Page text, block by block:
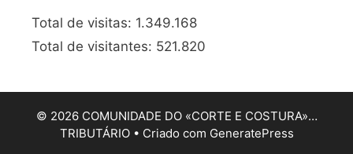
Total de visitas: 1.349.168
Total de visitantes: 521.820
© 2026 COMUNIDADE DO «CORTE E COSTURA»…
TRIBUTÁRIO• Criado com GeneratePress